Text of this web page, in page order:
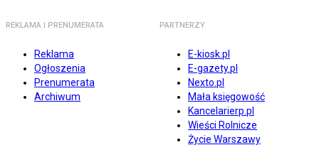
REKLAMA I PRENUMERATA
Reklama
Ogłoszenia
Prenumerata
Archiwum
PARTNERZY
E-kiosk.pl
E-gazety.pl
Nexto.pl
Mała księgowość
Kancelarierp.pl
Wieści Rolnicze
Życie Warszawy